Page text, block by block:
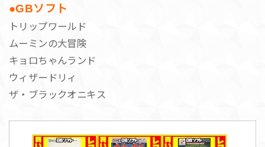
●GBソフト
トリップワールド
ムーミンの大冒険
キョロちゃんランド
ウィザードリィ
ザ・ブラックオニキス